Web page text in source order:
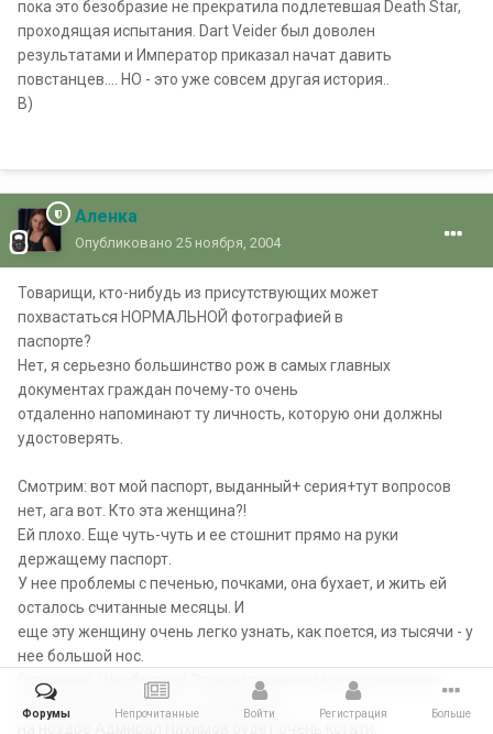
B)
Аленка
Опубликовано 25 ноября, 2004
Товарищи, кто-нибудь из присутствующих может
похвастаться НОРМАЛЬНОЙ фотографией в
паспорте?
Нет, я серьезно большинство рож в самых главных
документах граждан почему-то очень
отдаленно напоминают ту личность, которую они должны
удостоверять.
Смотрим: вот мой паспорт, выданный+ серия+тут вопросов
нет, ага вот. Кто эта женщина?!
Ей плохо. Еще чуть-чуть и ее стошнит прямо на руки
держащему паспорт.
У нее проблемы с печенью, почками, она бухает, и жить ей
осталось считанные месяцы. И
еще эту женщину очень легко узнать, как поется, из тысячи - у
нее большой нос.
Огромный. Шнобелина! Этаким тараном можно хрущевки
сносить или лед колоть, татуировка
Форумы Непрочитанные Войти Регистрация Больше